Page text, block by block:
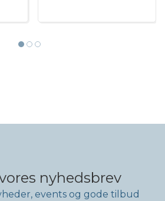
nyhedsbrev
events og gode tilbud